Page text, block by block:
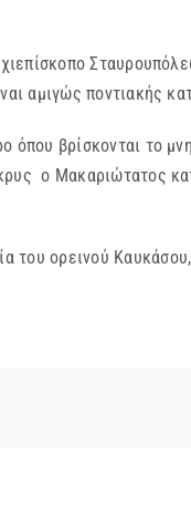
αμιγώς ποντιακής
όπου βρίσκονται το
ο Μακαριώτατος
ορεινού Καυκάσου,